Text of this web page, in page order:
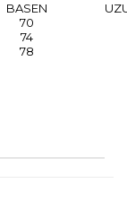
BASEN
70
74
78